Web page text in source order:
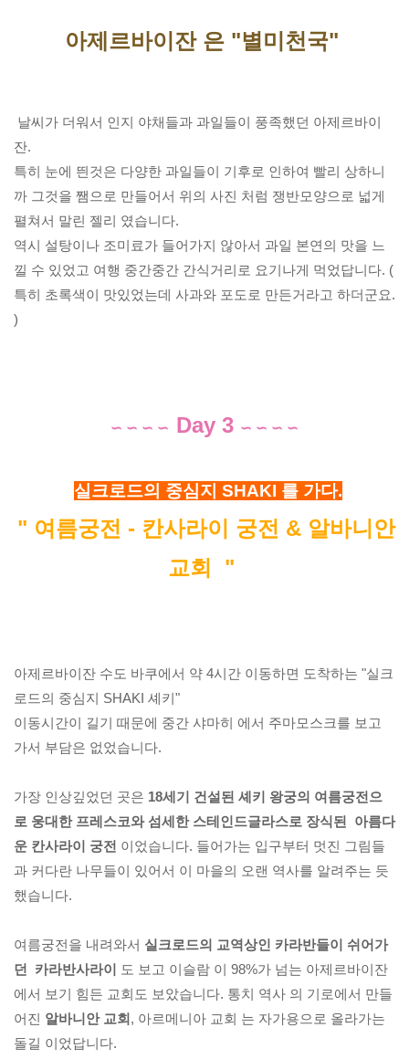
아제르바이잔 은 "별미천국"
날씨가 더워서 인지 야채들과 과일들이 풍족했던 아제르바이
특히 눈에 띈것은 다양한 과일들이 기후로 인하여 빨리 상하니
까 그것을 쨈으로 만들어서 위의 사진 처럼 쟁반모양으로 넓게
펼쳐서 말린 젤리 였습니다.
역시 설탕이나 조미료가 들어가지 않아서 과일 본연의 맛을 느
낄 수 있었고 여행 중간중간 간식거리로 요기나게 먹었답니다. (
특히 초록색이 맛있었는데 사과와 포도로 만든거라고 하더군요.
)
∽ ∽ ∽ ∽ Day 3 ∽ ∽ ∽ ∽
실크로드의 중심지 SHAKI 를 가다.
" 여름궁전 - 칸사라이 궁전 & 알바니안
교회  "
아제르바이잔 수도 바쿠에서 약 4시간 이동하면 도착하는 "실크
로드의 중심지 SHAKI 셰키"
이동시간이 길기 때문에 중간 샤마히 에서 주마모스크를 보고
가서 부담은 없었습니다.
가장 인상깊었던 곳은 18세기 건설된 셰키 왕궁의 여름궁전으
로 웅대한 프레스코와 섬세한 스테인드글라스로 장식된  아름다
운 칸사라이 궁전 이었습니다. 들어가는 입구부터 멋진 그림들
과 커다란 나무들이 있어서 이 마을의 오랜 역사를 알려주는 듯
했습니다.
여름궁전을 내려와서 실크로드의 교역상인 카라반들이 쉬어가
던  카라반사라이
도 보고 이슬람 이 98%가 넘는 아제르바이잔
에서 보기 힘든 교회도 보았습니다. 통치 역사 의 기로에서 만들
어진 알바니안 교회 , 아르메니아 교회 는 자가용으로 올라가는